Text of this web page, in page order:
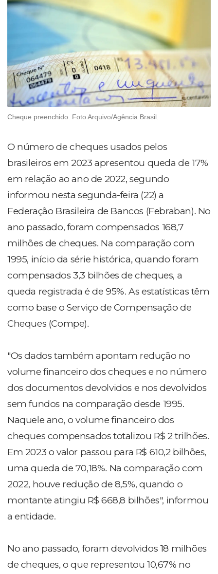
Cheque preenchido. Foto Arquivo/Agência Brasil.
O número de cheques usados pelos
brasileiros em 2023 apresentou queda de 17%
em relação ao ano de 2022, segundo
informou nesta segunda-feira (22) a
Federação Brasileira de Bancos (Febraban). No
ano passado, foram compensados 168,7
milhões de cheques. Na comparação com
1995, início da série histórica, quando foram
compensados 3,3 bilhões de cheques, a
queda registrada é de 95%. As estatísticas têm
como base o Serviço de Compensação de
Cheques (Compe).
"Os dados também apontam redução no
volume financeiro dos cheques e no número
dos documentos devolvidos e nos devolvidos
sem fundos na comparação desde 1995.
Naquele ano, o volume financeiro dos
cheques compensados totalizou R$ 2 trilhões.
Em 2023 o valor passou para R$ 610,2 bilhões,
uma queda de 70,18%. Na comparação com
2022, houve redução de 8,5%, quando o
montante atingiu R$ 668,8 bilhões", informou
a entidade.
No ano passado, foram devolvidos 18 milhões
de cheques, o que representou 10,67% no